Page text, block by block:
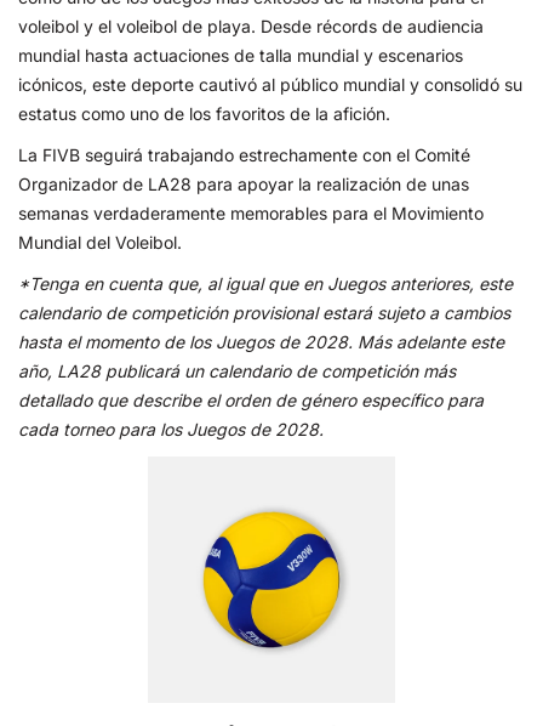
voleibol y el voleibol de playa. Desde récords de audiencia
mundial hasta actuaciones de talla mundial y escenarios
icónicos, este deporte cautivó al público mundial y consolidó su
estatus como uno de los favoritos de la afición.
La FIVB seguirá trabajando estrechamente con el Comité
Organizador de LA28 para apoyar la realización de unas
semanas verdaderamente memorables para el Movimiento
Mundial del Voleibol.
*Tenga en cuenta que, al igual que en Juegos anteriores, este
calendario de competición provisional estará sujeto a cambios
hasta el momento de los Juegos de 2028. Más adelante este
año, LA28 publicará un calendario de competición más
detallado que describe el orden de género específico para
cada torneo para los Juegos de 2028.